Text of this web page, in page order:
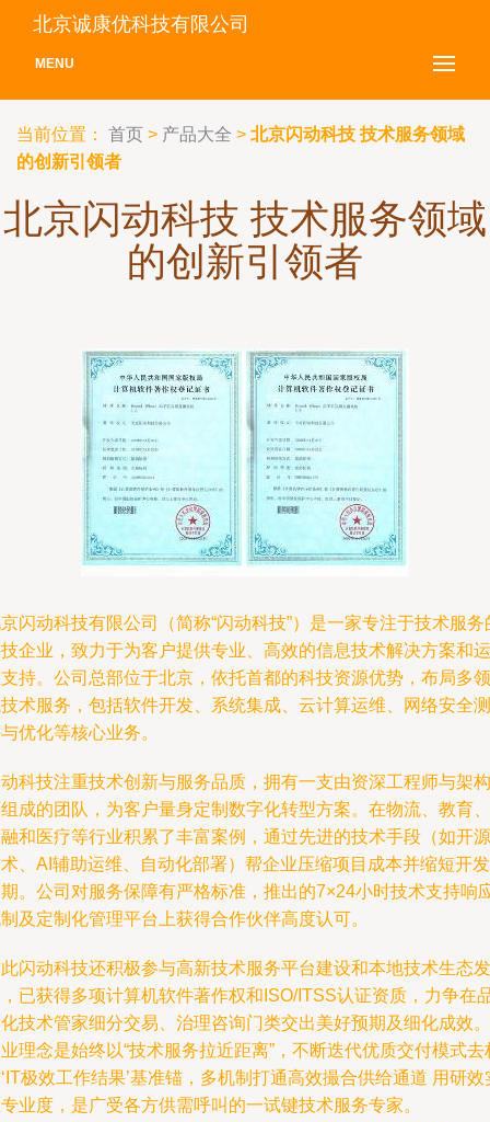
北京诚康优科技有限公司
MENU
当前位置： 首页 > 产品大全 > 北京闪动科技 技术服务领域
的创新引领者
北京闪动科技 技术服务领域
的创新引领者
闪动科技有限公司（简称“闪动科技”）是一家专注于技术服务
企业，致力于为客户提供专业、高效的信息技术解决方案和运
持。公司总部位于北京，依托首都的科技资源优势，布局多领
术服务，包括软件开发、系统集成、云计算运维、网络安全测
优化等核心业务。
科技注重技术创新与服务品质，拥有一支由资深工程师与架构
成的团队，为客户量身定制数字化转型方案。在物流、教育、
和医疗等行业积累了丰富案例，通过先进的技术手段（如开源
、AI辅助运维、自动化部署）帮企业压缩项目成本并缩短开发
。公司对服务保障有严格标准，推出的7×24小时技术支持响
及定制化管理平台上获得合作伙伴高度认可。
闪动科技还积极参与高新技术服务平台建设和本地技术生态发
已获得多项计算机软件著作权和ISO/ITSS认证资质，力争在
技术管家细分交易、治理咨询门类交出美好预期及细化成效。
理念是始终以“技术服务拉近距离”，不断迭代优质交付模式去
极效工作结果’基准锚，多机制打通高效撮合供给通道 用研效
业度，是广受各方供需呼叫的一试键技术服务专家。